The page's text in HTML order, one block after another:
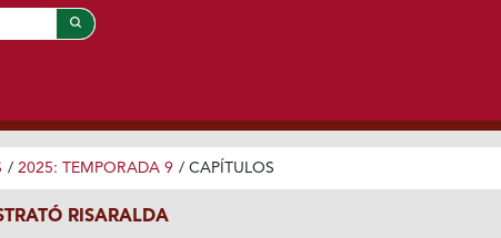
/ 2025: TEMPORADA 9 / CAPÍTULOS
RISARALDA